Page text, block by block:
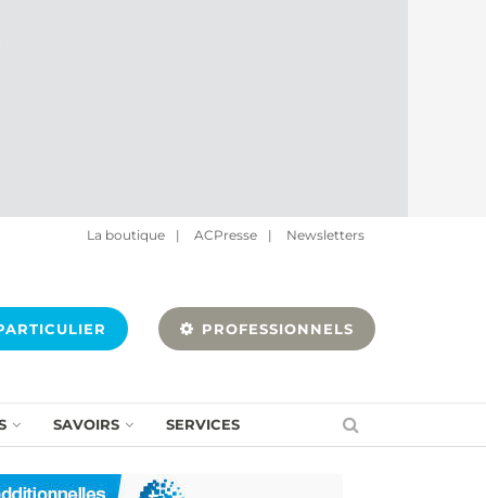
La boutique | ACPresse | Newsletters
PROFESSIONNELS
SAVOIRS SERVICES